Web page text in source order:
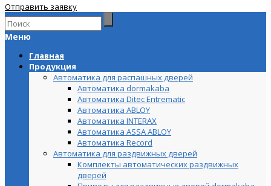
Отправить заявку
Меню
Главная
Продукция
Автоматика для распашных дверей
Автоматика dormakaba
Автоматика Ditec Entrematic
Автоматика ABLOY
Автоматика INTERAX
Автоматика ASSA ABLOY
Автоматика Record
Автоматика для раздвижных дверей
Комплекты автоматических раздвижных
дверей